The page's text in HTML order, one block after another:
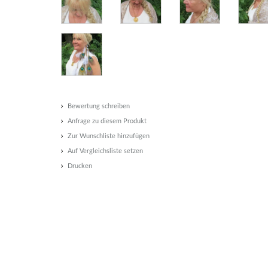
Bewertung schreiben
Anfrage zu diesem Produkt
Zur Wunschliste hinzufügen
Auf Vergleichsliste setzen
Drucken